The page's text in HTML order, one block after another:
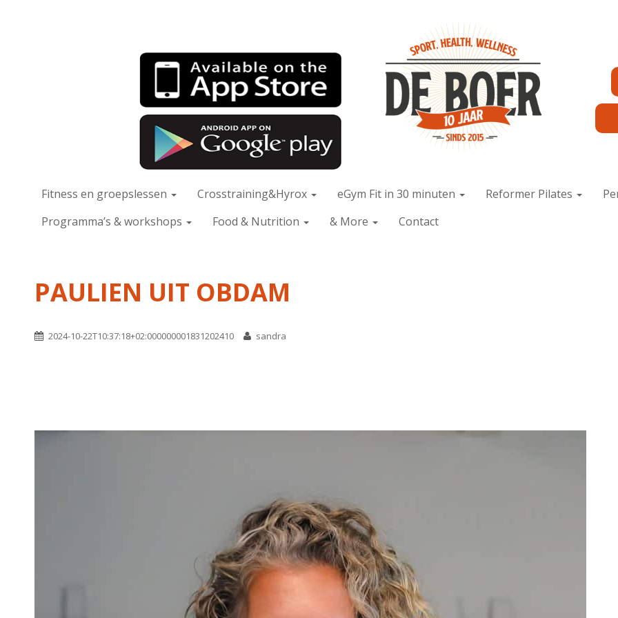
Fitness en groepslessen Crosstraining&Hyrox eGym Fit in 30 minuten Reformer Pilates
Programma’s & workshops
Food & Nutrition & More Contact
PAULIEN UIT OBDAM
2024-10-22T10:37:18+02:000000001831202410 sandra